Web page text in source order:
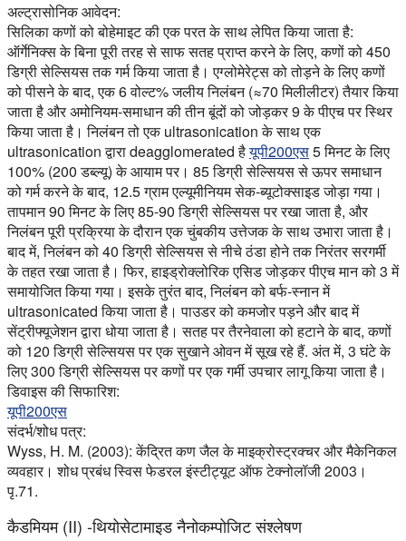
अल्ट्रासोनिक आवेदन:
सिलिका कणों को बोहेमाइट की एक परत के साथ लेपित किया जाता है:
ऑर्गेनिक्स के बिना पूरी तरह से साफ सतह प्राप्त करने के लिए, कणों को 450
डिग्री सेल्सियस तक गर्म किया जाता है। एग्लोमेरेट्स को तोड़ने के लिए कणों
को पीसने के बाद, एक 6 वोल्ट% जलीय निलंबन (≈70 मिलीलीटर) तैयार किया
जाता है और अमोनियम-समाधान की तीन बूंदों को जोड़कर 9 के पीएच पर स्थिर
किया जाता है। निलंबन तो एक ultrasonication के साथ एक
ultrasonication द्वारा deagglomerated हैयूपी200एस5 मिनट के लिए
100% (200 डब्ल्यू) के आयाम पर। 85 डिग्री सेल्सियस से ऊपर समाधान
को गर्म करने के बाद, 12.5 ग्राम एल्यूमीनियम सेक-ब्यूटोक्साइड जोड़ा गया।
तापमान 90 मिनट के लिए 85-90 डिग्री सेल्सियस पर रखा जाता है, और
निलंबन पूरी प्रक्रिया के दौरान एक चुंबकीय उत्तेजक के साथ उभारा जाता है।
बाद में, निलंबन को 40 डिग्री सेल्सियस से नीचे ठंडा होने तक निरंतर सरगर्मी
के तहत रखा जाता है। फिर, हाइड्रोक्लोरिक एसिड जोड़कर पीएच मान को 3 में
समायोजित किया गया। इसके तुरंत बाद, निलंबन को बर्फ-स्नान में
ultrasonicated किया जाता है। पाउडर को कमजोर पड़ने और बाद में
सेंट्रीफ्यूजेशन द्वारा धोया जाता है। सतह पर तैरनेवाला को हटाने के बाद, कणों
को 120 डिग्री सेल्सियस पर एक सुखाने ओवन में सूख रहे हैं. अंत में, 3 घंटे के
लिए 300 डिग्री सेल्सियस पर कणों पर एक गर्मी उपचार लागू किया जाता है।
डिवाइस की सिफारिश:
यूपी200एस
संदर्भ/शोध पत्र:
Wyss, H. M. (2003): केंद्रित कण जैल के माइक्रोस्ट्रक्चर और मैकेनिकल
व्यवहार। शोध प्रबंध स्विस फेडरल इंस्टीट्यूट ऑफ टेक्नोलॉजी 2003।
पृ.71.
कैडमियम (II) -थियोसेटामाइड नैनोकम्पोजिट संश्लेषण